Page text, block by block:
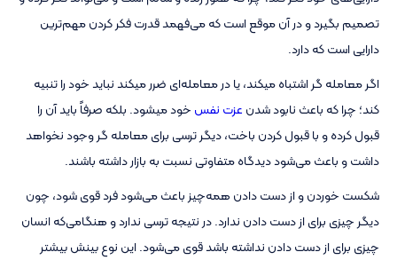
تصمیم بگیرد و در آن موقع است که می‌فهمد قدرت فکر کردن مهم‌ترین
دارایی است که دارد.
اگر معامله گر اشتباه میکند، یا در معامله‌ای ضرر میکند نباید خود را تنبیه
کند؛ چرا که باعث نابود شدن عزت نفس خود میشود. بلکه صرفاً باید آن را
قبول کرده و با قبول کردن باخت، دیگر ترسی برای معامله گر وجود نخواهد
داشت و باعث می‌شود دیدگاه متفاوتی نسبت به بازار داشته باشند.
شکست خوردن و از دست دادن همه‌چیز باعث می‌شود فرد قوی شود، چون
دیگر چیزی برای از دست دادن ندارد. در نتیجه ترسی ندارد و هنگامی‌که انسان
چیزی برای از دست دادن نداشته باشد قوی می‌شود. این نوع بینش بیشتر